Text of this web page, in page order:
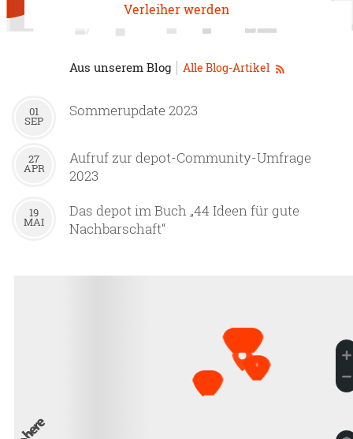
Verleiher werden
Aus unserem Blog Alle Blog-Artikel
01
SEP
Sommerupdate 2023
27
APR
Aufruf zur depot-Community-Umfrage
2023
19
MAI
Das depot im Buch „44 Ideen für gute
Nachbarschaft“